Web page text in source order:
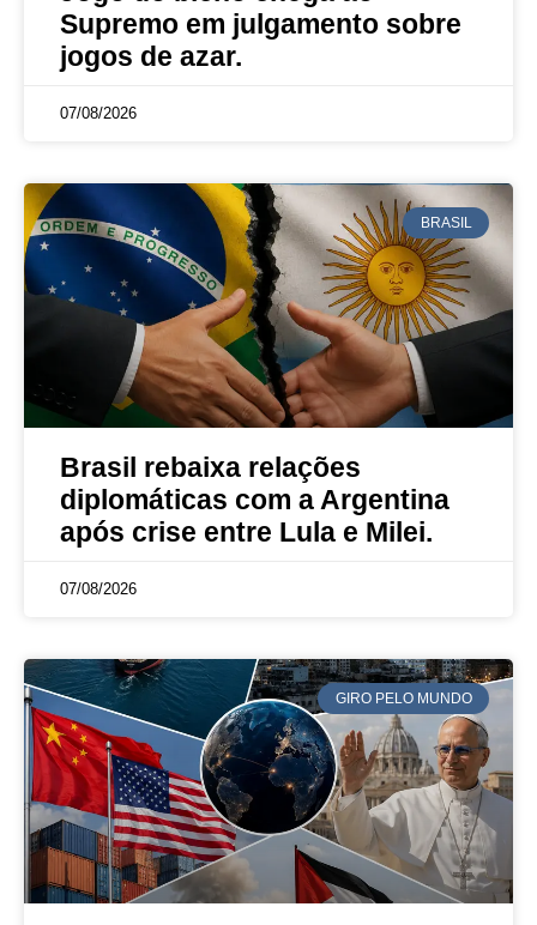
Supremo em julgamento sobre
jogos de azar.
07/08/2026
BRASIL
Brasil rebaixa relações
diplomáticas com a Argentina
após crise entre Lula e Milei.
07/08/2026
GIRO PELO MUNDO